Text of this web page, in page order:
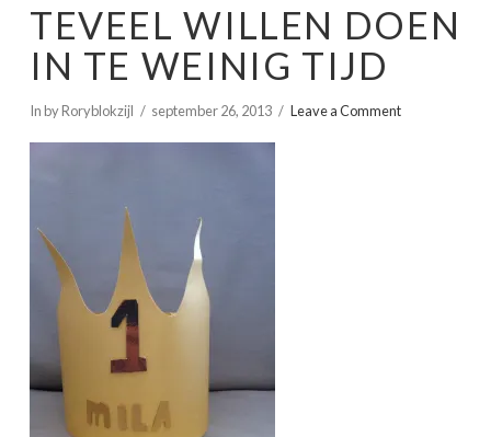
TEVEEL WILLEN DOEN
IN TE WEINIG TIJD
In by Roryblokzijl september 26, 2013 Leave a Comment